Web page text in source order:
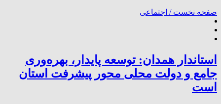
صفحه نخست / اجتماعی
استاندار همدان: توسعه پایدار، بهره‌وری
جامع و دولت محلی محور پیشرفت استان
است